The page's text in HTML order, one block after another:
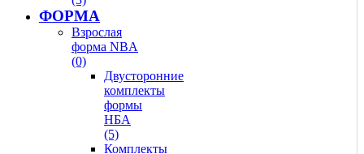
ФОРМА
Взрослая
форма NBA
(0)
Двусторонние
комплекты
формы
НБА
(5)
Комплекты